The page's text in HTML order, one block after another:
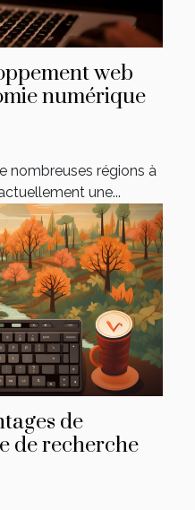
web
numérique
nombreuses régions à
une...
de
de recherche